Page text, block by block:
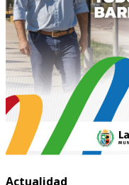
Actualidad